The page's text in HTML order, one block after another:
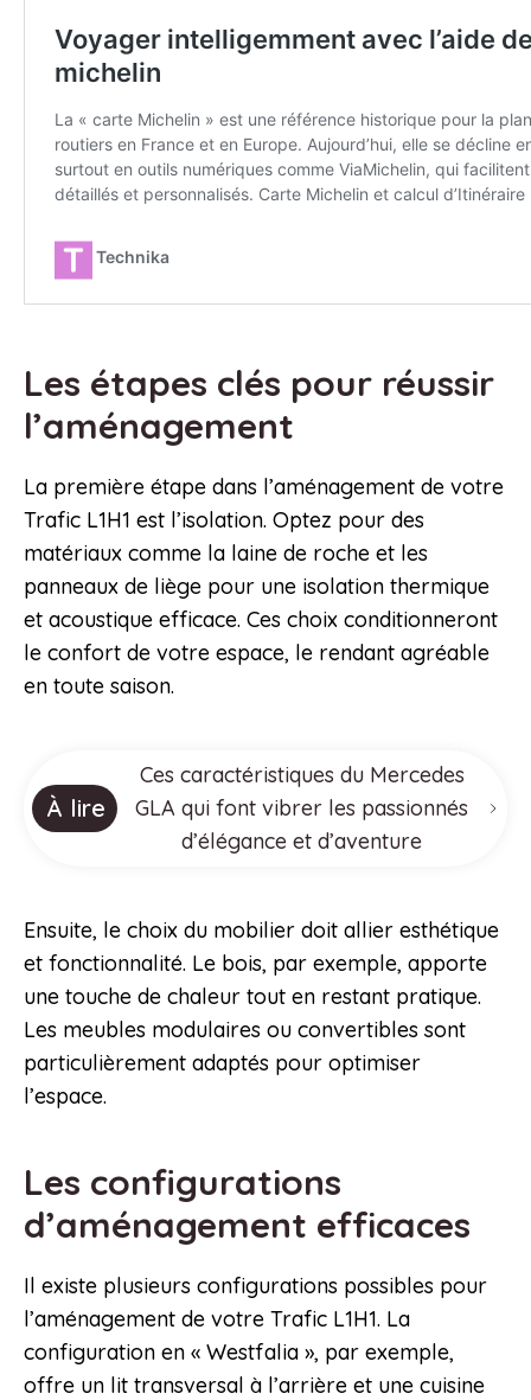
Les étapes clés pour réussir
l’aménagement
La première étape dans l’aménagement de votre
Trafic L1H1 est l’isolation. Optez pour des
matériaux comme la laine de roche et les
panneaux de liège pour une isolation thermique
et acoustique efficace. Ces choix conditionneront
le confort de votre espace, le rendant agréable
en toute saison.
À lire
Ces caractéristiques du Mercedes
GLA qui font vibrer les passionnés
d’élégance et d’aventure
Ensuite, le choix du mobilier doit allier esthétique
et fonctionnalité. Le bois, par exemple, apporte
une touche de chaleur tout en restant pratique.
Les meubles modulaires ou convertibles sont
particulièrement adaptés pour optimiser
l’espace.
Les configurations
d’aménagement efficaces
Il existe plusieurs configurations possibles pour
l’aménagement de votre Trafic L1H1. La
configuration en « Westfalia », par exemple,
offre un lit transversal à l’arrière et une cuisine